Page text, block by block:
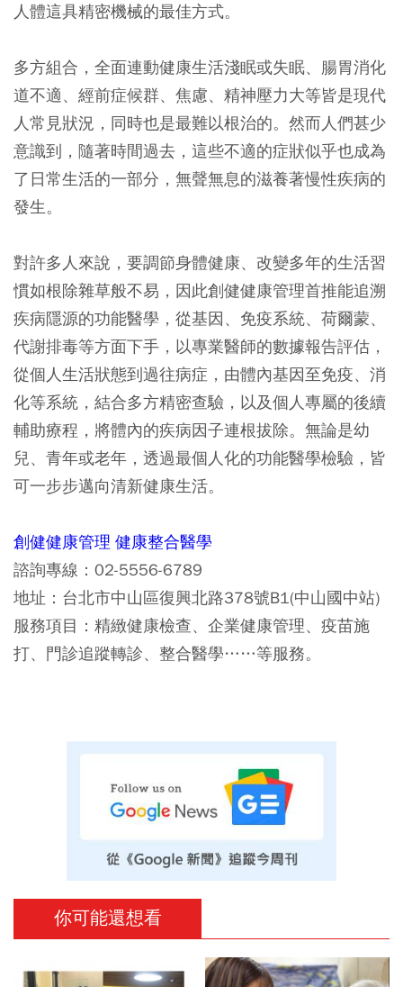
人體這具精密機械的最佳方式。
多方組合，全面連動健康生活淺眠或失眠、腸胃消化
道不適、經前症候群、焦慮、精神壓力大等皆是現代
人常見狀況，同時也是最難以根治的。然而人們甚少
意識到，隨著時間過去，這些不適的症狀似乎也成為
了日常生活的一部分，無聲無息的滋養著慢性疾病的
發生。
對許多人來說，要調節身體健康、改變多年的生活習
慣如根除雜草般不易，因此創健健康管理首推能追溯
疾病隱源的功能醫學，從基因、免疫系統、荷爾蒙、
代謝排毒等方面下手，以專業醫師的數據報告評估，
從個人生活狀態到過往病症，由體內基因至免疫、消
化等系統，結合多方精密查驗，以及個人專屬的後續
輔助療程，將體內的疾病因子連根拔除。無論是幼
兒、青年或老年，透過最個人化的功能醫學檢驗，皆
可一步步邁向清新健康生活。
創健健康管理 健康整合醫學
諮詢專線：02-5556-6789
地址：台北市中山區復興北路378號B1(中山國中站)
服務項目：精緻健康檢查、企業健康管理、疫苗施
打、門診追蹤轉診、整合醫學……等服務。
你可能還想看